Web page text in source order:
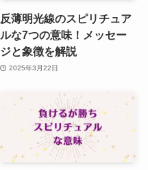
反薄明光線のスピリチュア
ルな7つの意味！メッセー
ジと象徴を解説
2025年3月22日